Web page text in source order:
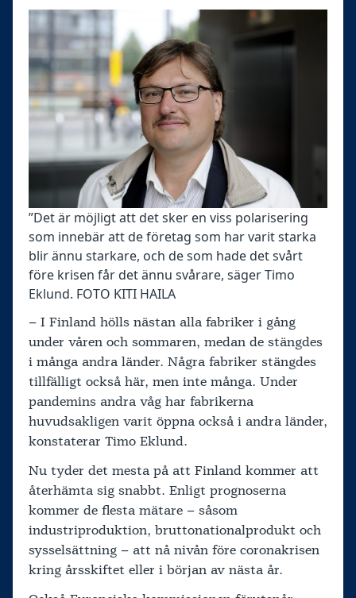
”Det är möjligt att det sker en viss polarisering
som innebär att de företag som har varit starka
blir ännu starkare, och de som hade det svårt
före krisen får det ännu svårare, säger Timo
Eklund. FOTO KITI HAILA
– I Finland hölls nästan alla fabriker i gång
under våren och sommaren, medan de stängdes
i många andra länder. Några fabriker stängdes
tillfälligt också här, men inte många. Under
pandemins andra våg har fabrikerna
huvudsakligen varit öppna också i andra länder,
konstaterar Timo Eklund.
Nu tyder det mesta på att Finland kommer att
återhämta sig snabbt. Enligt prognoserna
kommer de flesta mätare – såsom
industriproduktion, bruttonationalprodukt och
sysselsättning – att nå nivån före coronakrisen
kring årsskiftet eller i början av nästa år.